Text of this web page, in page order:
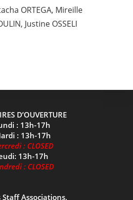
ORTEGA, Mireille
Justine OSSELI
D’OUVERTURE
: 13h-17h
: 13h-17h
: CLOSED
13h-17h
: CLOSED
Staff Associations,